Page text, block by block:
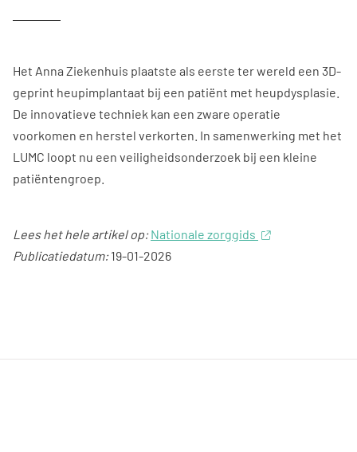
Het Anna Ziekenhuis plaatste als eerste ter wereld een 3D-
geprint heupimplantaat bij een patiënt met heupdysplasie.
De innovatieve techniek kan een zware operatie
voorkomen en herstel verkorten. In samenwerking met het
LUMC loopt nu een veiligheidsonderzoek bij een kleine
patiëntengroep.
Lees het hele artikel op: Nationale zorggids
Publicatiedatum:19-01-2026